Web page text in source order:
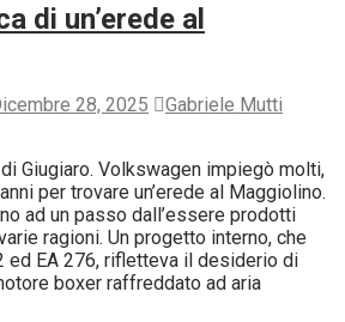
di un’erede al
28, 2025 Gabriele Mutti
Giugiaro. Volkswagen impiegò molti,
per trovare un’erede al Maggiolino.
ad un passo dall’essere prodotti
ragioni. Un progetto interno, che
ed EA 276, rifletteva il desiderio di
boxer raffreddato ad aria